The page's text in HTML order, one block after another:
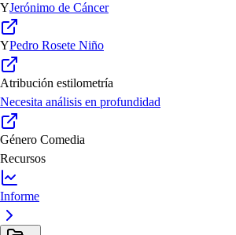
YJerónimo de Cáncer
YPedro Rosete Niño
Atribución estilometría
Necesita análisis en profundidad
Género Comedia
Recursos
Informe